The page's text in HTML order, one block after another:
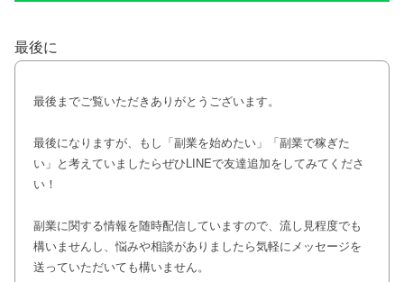
最後に
最後までご覧いただきありがとうございます。
最後になりますが、もし「副業を始めたい」「副業で稼ぎた
い」と考えていましたらぜひLINEで友達追加をしてみてくださ
い！
副業に関する情報を随時配信していますので、流し見程度でも
構いませんし、悩みや相談がありましたら気軽にメッセージを
送っていただいても構いません。